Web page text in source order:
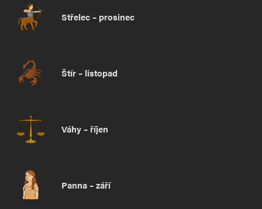
Střelec – prosinec
Štír – listopad
Váhy – říjen
Panna – září